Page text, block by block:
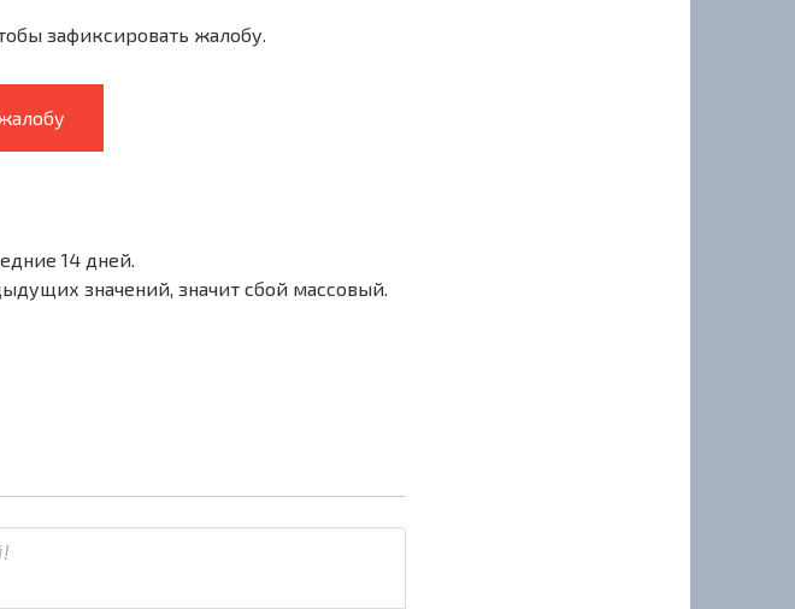
зафиксировать жалобу.
14 дней.
значений, значит сбой массовый.